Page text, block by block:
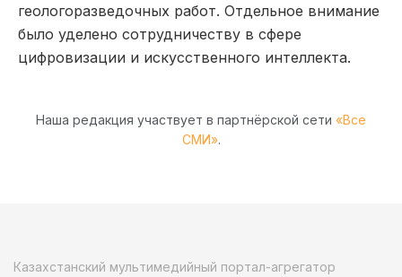
геологоразведочных работ. Отдельное внимание
было уделено сотрудничеству в сфере
цифровизации и искусственного интеллекта.
Наша редакция участвует в партнёрской сети «Все
СМИ».
Казахстанский мультимедийный портал-агрегатор